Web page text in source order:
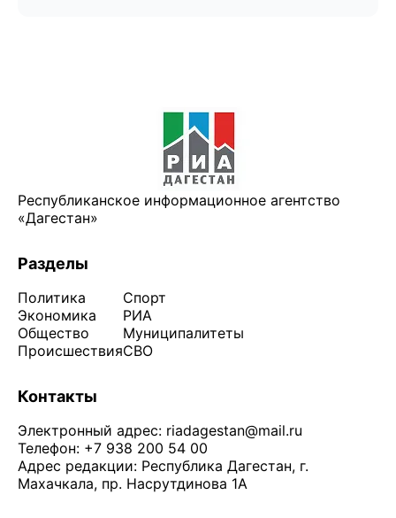
Республиканское информационное агентство
«Дагестан»
Разделы
Политика
Экономика
Общество
Происшествия
Спорт
РИА
Муниципалитеты
СВО
Контакты
Электронный адрес: riadagestan@mail.ru
Телефон: +7 938 200 54 00
Адрес редакции: Республика Дагестан, г.
Махачкала, пр. Насрутдинова 1А